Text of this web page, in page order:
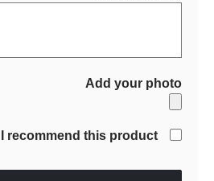
Add your photo
I recommend this product